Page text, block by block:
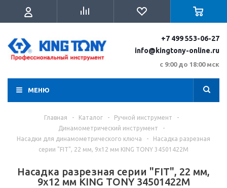
+7 499 553-06-27
info@kingtony-online.ru
с 9:00 до 18:00 мск
МЕНЮ
Главная - Каталог - Ручной инструмент
-
Динамометрический инструмент
-
Насадки для динамометрического ключа
-
Насадка разрезная
серии "FIT", 22 мм, 9х12 мм KING TONY 34501422M
Насадка разрезная серии "FIT", 22 мм,
9х12 мм KING TONY 34501422M